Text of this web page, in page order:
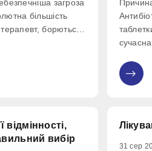
загроза
більшість
борються
навіть
Подібна
відмінності,
вибір
31 сер